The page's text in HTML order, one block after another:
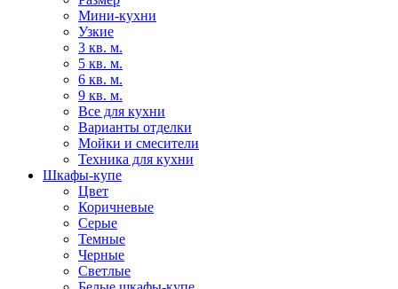
Мини-кухни
Узкие
3 кв. м.
5 кв. м.
6 кв. м.
9 кв. м.
Все для кухни
Варианты отделки
Мойки и смесители
Техника для кухни
Шкафы-купе
Цвет
Коричневые
Серые
Темные
Черные
Светлые